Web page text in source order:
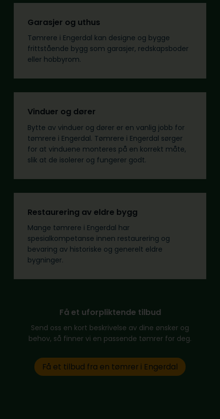
Garasjer og uthus
Tømrere i Engerdal kan designe og bygge
frittstående bygg som garasjer, redskapsboder
eller hobbyrom.
Vinduer og dører
Bytte av vinduer og dører er en vanlig jobb for
tømrere i Engerdal. Tømrere i Engerdal sørger
for at vinduene monteres på en korrekt måte,
slik at de isolerer og fungerer godt.
Restaurering av eldre bygg
Mange tømrere i Engerdal har
spesialkompetanse innen restaurering og
bevaring av historiske og generelt eldre
bygninger.
Få et uforpliktende tilbud
Send oss en kort beskrivelse av dine ønsker og
behov, så finner vi en passende tømrer for deg.
Få et tilbud fra en tømrer i Engerdal